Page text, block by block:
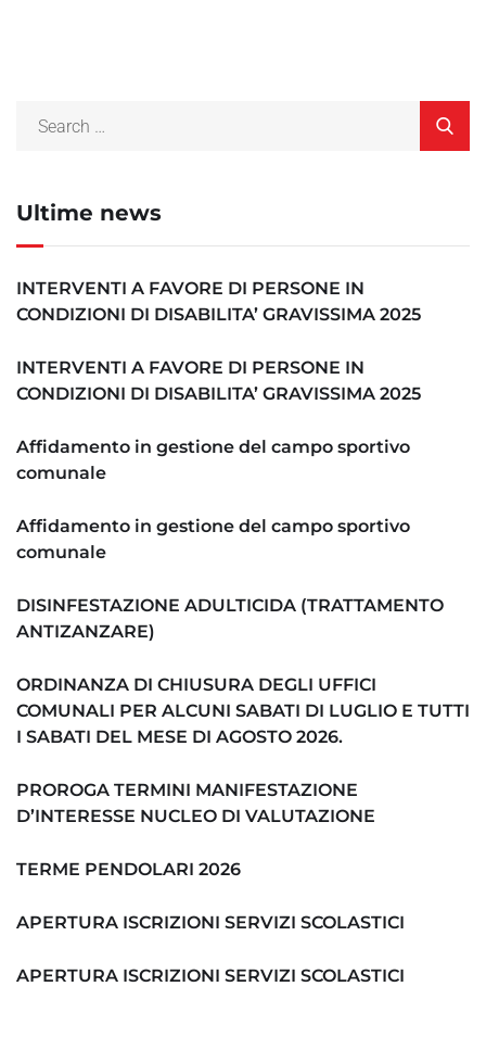
Ultime news
INTERVENTI A FAVORE DI PERSONE IN
CONDIZIONI DI DISABILITA’ GRAVISSIMA 2025
INTERVENTI A FAVORE DI PERSONE IN
CONDIZIONI DI DISABILITA’ GRAVISSIMA 2025
Affidamento in gestione del campo sportivo
comunale
Affidamento in gestione del campo sportivo
comunale
DISINFESTAZIONE ADULTICIDA (TRATTAMENTO
ANTIZANZARE)
ORDINANZA DI CHIUSURA DEGLI UFFICI
COMUNALI PER ALCUNI SABATI DI LUGLIO E TUTTI
I SABATI DEL MESE DI AGOSTO 2026.
PROROGA TERMINI MANIFESTAZIONE
D’INTERESSE NUCLEO DI VALUTAZIONE
TERME PENDOLARI 2026
APERTURA ISCRIZIONI SERVIZI SCOLASTICI
APERTURA ISCRIZIONI SERVIZI SCOLASTICI